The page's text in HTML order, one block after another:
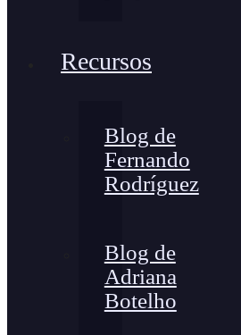
Recursos
Blog de
Fernando
Rodríguez
Blog de
Adriana
Botelho